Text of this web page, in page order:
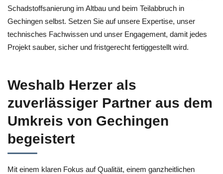
Schadstoffsanierung im Altbau und beim Teilabbruch in
Gechingen selbst. Setzen Sie auf unsere Expertise, unser
technisches Fachwissen und unser Engagement, damit jedes
Projekt sauber, sicher und fristgerecht fertiggestellt wird.
Weshalb Herzer als
zuverlässiger Partner aus dem
Umkreis von Gechingen
begeistert
Mit einem klaren Fokus auf Qualität, einem ganzheitlichen